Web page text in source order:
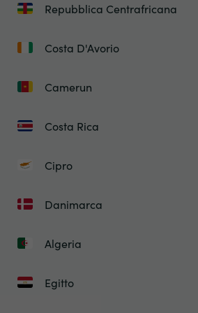
Repubblica Centrafricana
Costa D'Avorio
Camerun
Costa Rica
Cipro
Danimarca
Algeria
Egitto